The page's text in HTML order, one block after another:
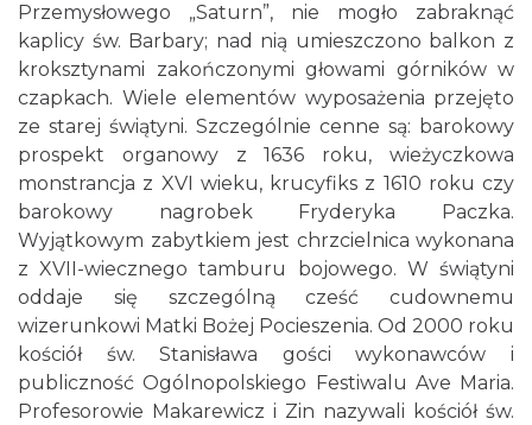
Przemysłowego „Saturn”, nie mogło zabraknąć
kaplicy św. Barbary; nad nią umieszczono balkon z
kroksztynami zakończonymi głowami górników w
czapkach. Wiele elementów wyposażenia przejęto
ze starej świątyni. Szczególnie cenne są: barokowy
prospekt organowy z 1636 roku, wieżyczkowa
monstrancja z XVI wieku, krucyfiks z 1610 roku czy
barokowy nagrobek Fryderyka Paczka.
Wyjątkowym zabytkiem jest chrzcielnica wykonana
z XVII-wiecznego tamburu bojowego. W świątyni
oddaje się szczególną cześć cudownemu
wizerunkowi Matki Bożej Pocieszenia. Od 2000 roku
kościół św. Stanisława gości wykonawców i
publiczność Ogólnopolskiego Festiwalu Ave Maria.
Profesorowie Makarewicz i Zin nazywali kościół św.